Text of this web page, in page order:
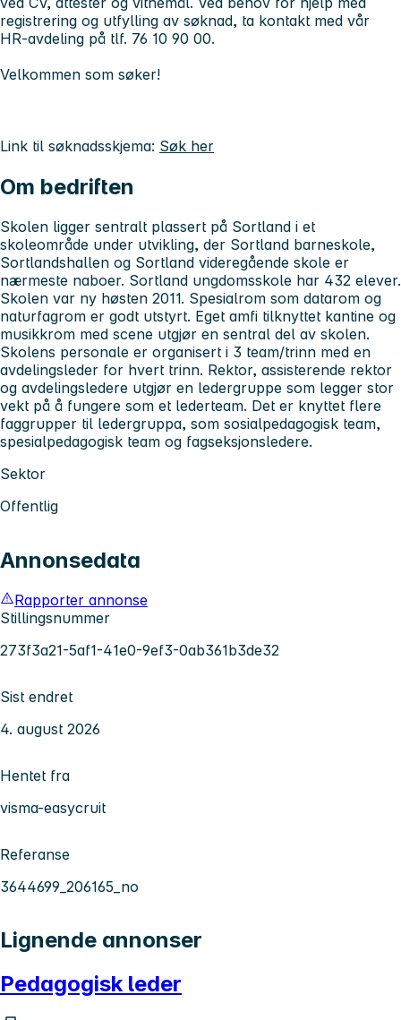
registrering og utfylling av søknad, ta kontakt med vår
HR-avdeling på tlf. 76 10 90 00.
Velkommen som søker!
Link til søknadsskjema: Søk her
Om bedriften
Skolen ligger sentralt plassert på Sortland i et
skoleområde under utvikling, der Sortland barneskole,
Sortlandshallen og Sortland videregående skole er
nærmeste naboer. Sortland ungdomsskole har 432 elever.
Skolen var ny høsten 2011. Spesialrom som datarom og
naturfagrom er godt utstyrt. Eget amfi tilknyttet kantine og
musikkrom med scene utgjør en sentral del av skolen.
Skolens personale er organisert i 3 team/trinn med en
avdelingsleder for hvert trinn. Rektor, assisterende rektor
og avdelingsledere utgjør en ledergruppe som legger stor
vekt på å fungere som et lederteam. Det er knyttet flere
faggrupper til ledergruppa, som sosialpedagogisk team,
spesialpedagogisk team og fagseksjonsledere.
Sektor
Offentlig
Annonsedata
Rapporter annonse
Stillingsnummer
273f3a21-5af1-41e0-9ef3-0ab361b3de32
Sist endret
4. august 2026
Hentet fra
visma-easycruit
Referanse
3644699_206165_no
Lignende annonser
Pedagogisk leder